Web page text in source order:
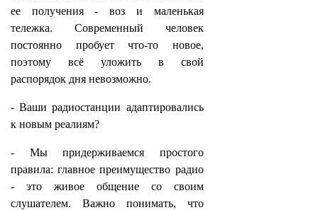
ее получения - воз и маленькая
тележка. Современный человек
постоянно пробует что-то новое,
поэтому всё уложить в свой
распорядок дня невозможно.
- Ваши радиостанции адаптировались
к новым реалиям?
- Мы придерживаемся простого
правила: главное преимущество радио
- это живое общение со своим
слушателем. Важно понимать, что